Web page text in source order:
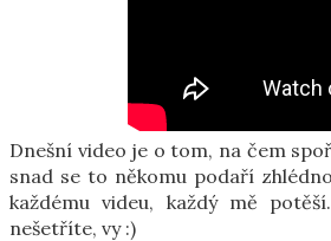
Dnešní video je o tom, na čem
snad se to někomu podaří
každému videu, každý mě
nešetříte, vy :)